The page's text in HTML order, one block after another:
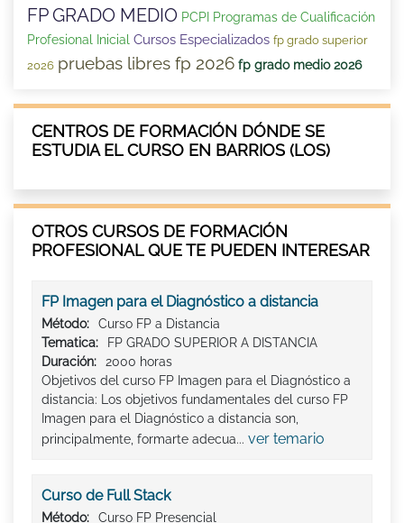
FP GRADO MEDIO PCPI Programas de Cualificación
Profesional Inicial Cursos Especializados fp grado superior
2026 pruebas libres fp 2026 fp grado medio 2026
CENTROS DE FORMACIÓN DÓNDE SE
ESTUDIA EL CURSO EN BARRIOS (LOS)
OTROS CURSOS DE FORMACIÓN
PROFESIONAL QUE TE PUEDEN INTERESAR
FP Imagen para el Diagnóstico a distancia
Método:
Curso FP a Distancia
Tematica:
FP GRADO SUPERIOR A DISTANCIA
Duración:
2000 horas
Objetivos del curso FP Imagen para el Diagnóstico a
distancia: Los objetivos fundamentales del curso FP
Imagen para el Diagnóstico a distancia son,
principalmente, formarte adecua... ver temario
Curso de Full Stack
Método: Curso FP Presencial